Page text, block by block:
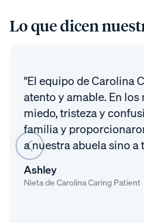
Lo que dicen
"El equipo de Carolina
atento y amable. En
miedo, tristeza y
familia y
a nuestra abuela sino
Ashley
Nieta de Carolina Caring Patient